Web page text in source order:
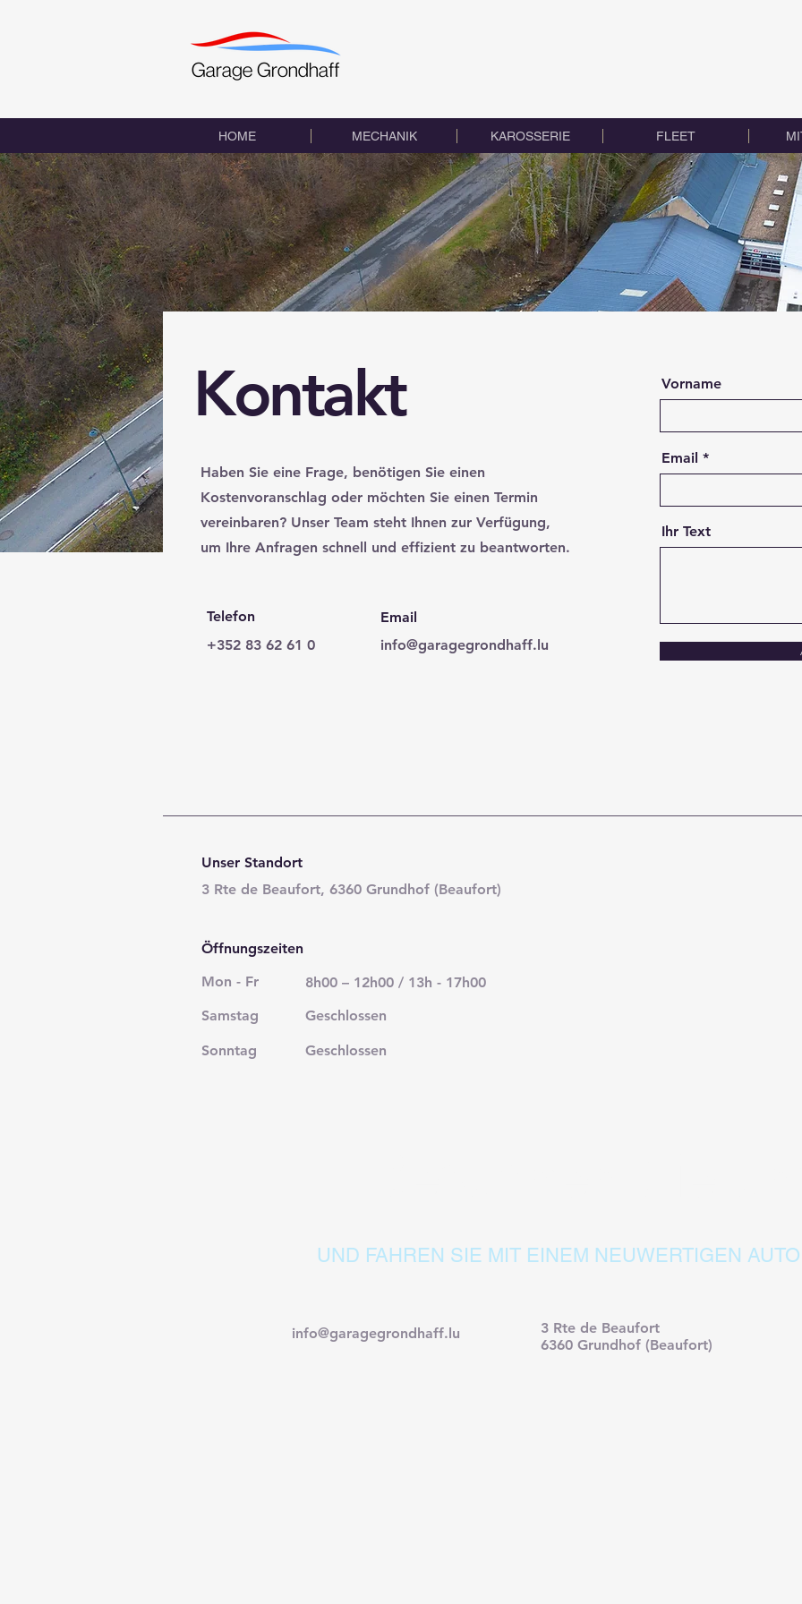
HOME MECHANIK KAROSSERIE FLEET
Kontakt
Haben Sie eine Frage, benötigen Sie einen
Kostenvoranschlag oder möchten Sie einen Termin
vereinbaren? Unser Team steht Ihnen zur Verfügung,
um Ihre Anfragen schnell und effizient zu beantworten.
Telefon
+352 83 62 61 0
Email
info@garagegrondhaff.lu
Vorname
Email
Ihr Text
Unser Standort
3 Rte de Beaufort, 6360 Grundhof (Beaufort)
Öffnungszeiten
Mon - Fr
8h00 – 12h00 / 13h - 17h00
Samstag
Geschlossen
Sonntag Geschlossen
UND FAHREN SIE MIT EINEM NEUWERTIGEN
info@garagegrondhaff.lu
3 Rte de Beaufort
6360 Grundhof (Beaufort)